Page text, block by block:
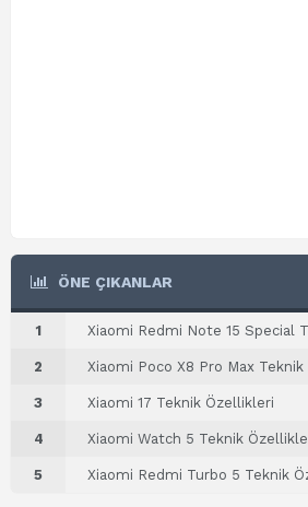
ÖNE ÇIKANLAR
1 Xiaomi Redmi Note 15 Special
2 Xiaomi Poco X8 Pro Max
3 Xiaomi 17 Teknik Özellikleri
4 Xiaomi Watch 5 Teknik
5 Xiaomi Redmi Turbo 5 Teknik